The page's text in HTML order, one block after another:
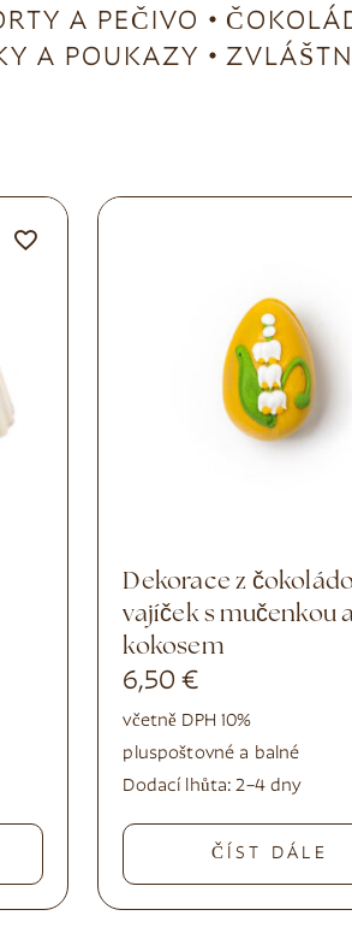
A PEČIVO
A POUKAZY
Dekorace z čokoládových
vajíček s mučenkou
kokosem
6,50€
včetně DPH 10%
pluspoštovné a balné
Dodací lhůta:2–4 dny
ČÍST DÁLE